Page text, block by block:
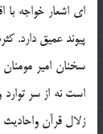
اي اشعار خواجه
پيوند عميق دارد.
سخنان امير
است نه از سر
زلال قرآن